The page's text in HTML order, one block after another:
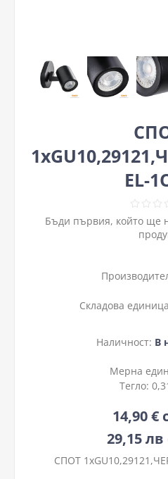
EL-
Бъди първия, който ще
Складова
Наличност: В
Мерна
Тегло:
14,90 €
29,15
СПОТ